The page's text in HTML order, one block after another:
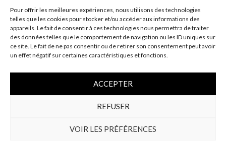
Pour offrir les meilleures expériences, nous utilisons des technologies
telles que les cookies pour stocker et/ou accéder aux informations des
appareils. Le fait de consentir à ces technologies nous permettra de traiter
des données telles que le comportement de navigation ou les ID uniques sur
ce site. Le fait de ne pas consentir ou de retirer son consentement peut avoir
un effet négatif sur certaines caractéristiques et fonctions.
ACCEPTER
REFUSER
VOIR LES PRÉFÉRENCES
plusieurs tonneaux
Accident près de Vitre : Une Conductrice de 20 Ans
Transportée à l'Hôpital
Accident près de Niort : Une mère et son fils
Accident à Montigné-le-Brillant : Une conductrice
blessée après avoir perdu le contrôle de son véhicule
Pays Basque : Un 4x4 fait des tonneaux et termine
sa route dans un ruisseau à Larressore